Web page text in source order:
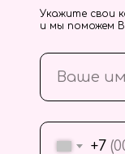
+7
Укажите свои
и мы поможем